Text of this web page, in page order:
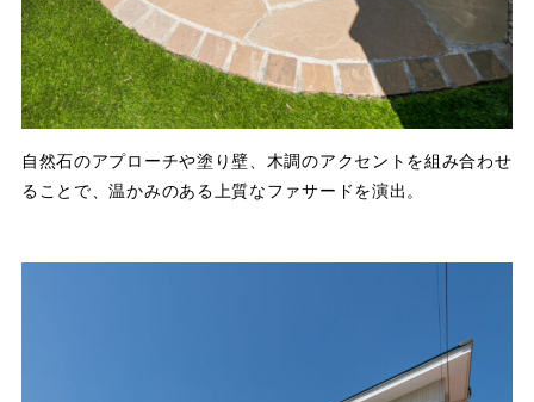
自然石のアプローチや塗り壁、木調のアクセントを組み合わせ
ることで、温かみのある上質なファサードを演出。